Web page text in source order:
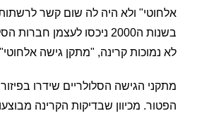
אלחוטי" ולא היה לה שום קשר
בשנות ה2000 ניכסו
לא נמוכות קרינה, "מתקן גישה
מתקני הגישה הסלולריים שידרו
הפטור. מכיוון שבדיקות הקרינה